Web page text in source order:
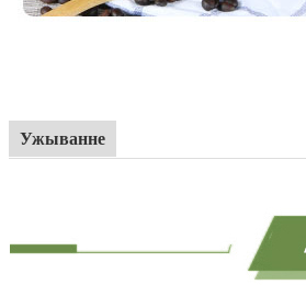
Ужыванне